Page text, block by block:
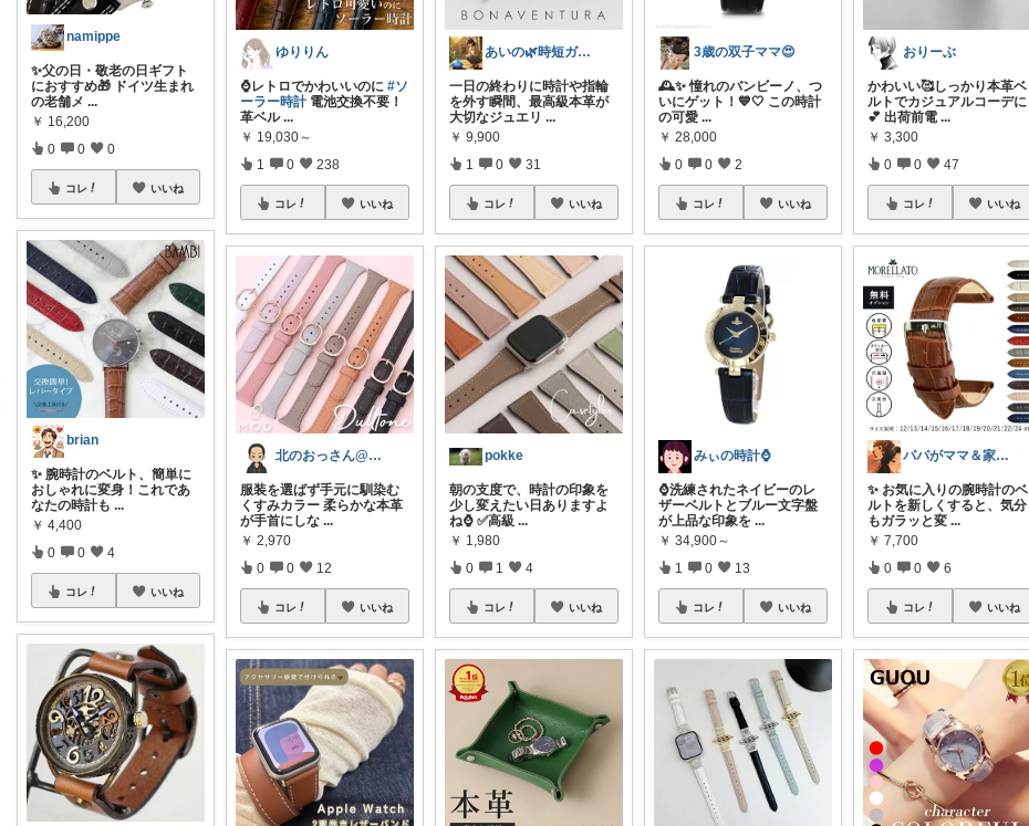
namippe
✨父の日・敬老の日ギフト
におすすめ🎁 ドイツ生まれ
の老舗メ ...
￥ 16,200
0 0 0
コレ いいね
brian
✨ 腕時計のベルト、簡単に
おしゃれに変身！これであ
なたの時計も ...
￥ 4,400
0 0 4
コレ いいね
ゆりりん
⌚️レトロでかわいいのに#ソ
ーラー時計電池交換不要！
革ベル ...
￥ 19,030～
1 0 238
コレ いいね
北のおっさん@ガジェット好き
服装を選ばず手元に馴染む
くすみカラー 柔らかな本革
が手首にしな ...
￥ 2,970
0 0 12
コレ いいね
あいの🌿時短ガジェットと賢い暮らし
一日の終わりに時計や指輪
を外す瞬間、最高級本革が
大切なジュエリ ...
￥ 9,900
1 0 31
コレ いいね
pokke
朝の支度で、時計の印象を
少し変えたい日ありますよ
ね⌚ ✅高級 ...
￥ 1,980
0 1 4
コレ いいね
3歳の双子ママ😍
🕰️✨ 憧れのバンビーノ、つ
いにゲット！💙🤍 この時計
の可愛 ...
￥ 28,000
0 0 2
コレ いいね
みぃの時計⌚
⌚洗練されたネイビーのレ
ザーベルトとブルー文字盤
が上品な印象を ...
￥ 34,900～
1 0 13
コレ いいね
おりーぶ
かわいい🥰しっかり本革ベ
ルトでカジュアルコーデに
💕 出荷前電 ...
￥ 3,300
0 0 47
コレ いいね
パパがママ＆家族の笑顔の為に選ぶ品😆
✨ お気に入りの腕時計のベ
ルトを新しくすると、気分
もガラッと変 ...
￥ 7,700
0 0 6
コレ いいね